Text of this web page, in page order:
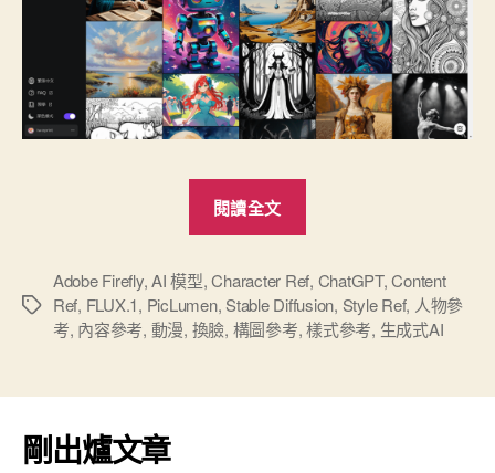
閱讀全文
成
AI
圖
的
標
Adobe Firefly,AI 模型,Character Ref, ChatGPT,Content
Ref, FLUX.1, PicLumen,Stable Diffusion, Style Ref, 人物參
考, 內容參考, 動漫, 換臉, 構圖參考,樣式參考, 生成式AI
剛出爐文章